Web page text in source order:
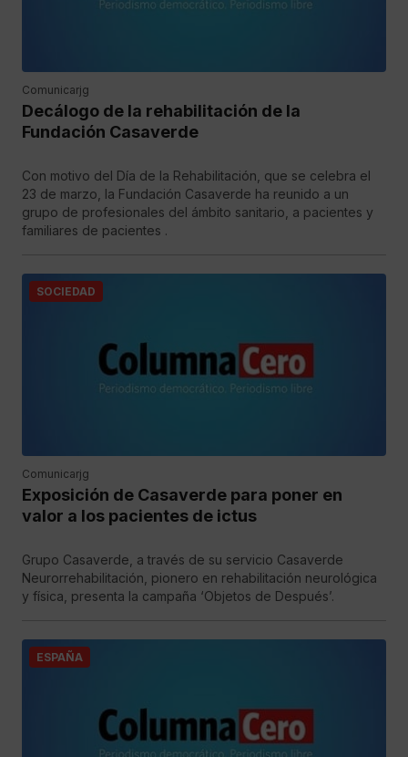
Comunicarjg
Decálogo de la rehabilitación de la
Fundación Casaverde
Con motivo del Día de la Rehabilitación, que se celebra el
23 de marzo, la Fundación Casaverde ha reunido a un
grupo de profesionales del ámbito sanitario, a pacientes y
familiares de pacientes .
SOCIEDAD
Comunicarjg
Exposición de Casaverde para poner en
valor a los pacientes de ictus
Grupo Casaverde, a través de su servicio Casaverde
Neurorrehabilitación, pionero en rehabilitación neurológica
y física, presenta la campaña ‘Objetos de Después’.
ESPAÑA